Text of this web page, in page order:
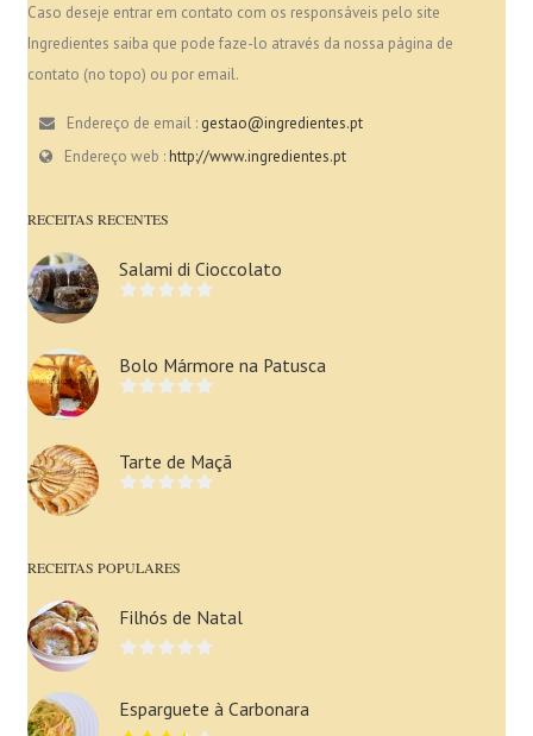
Caso deseje entrar em contato com os responsáveis pelo site
Ingredientes saiba que pode faze-lo através da nossa página de
contato (no topo) ou por email.
Endereço de email : gestao@ingredientes.pt
Endereço web :http://www.ingredientes.pt
RECEITAS RECENTES
Salami di Cioccolato
Bolo Mármore na Patusca
Tarte de Maçã
RECEITAS POPULARES
Filhós de Natal
Esparguete à Carbonara